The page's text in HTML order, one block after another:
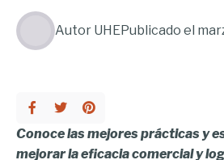
Autor UHEPublicado el
Conoce las mejores prácticas y
mejorar la eficacia comercial y